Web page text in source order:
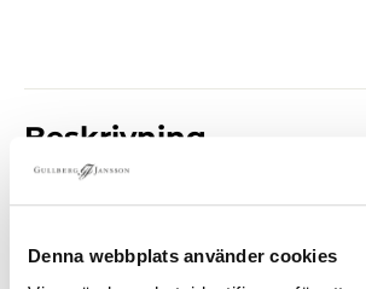
Denna webbplats använder cookies
Beskrivning
Nätdörr för